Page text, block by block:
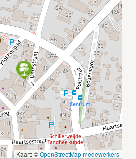
Kaart: ©OpenStreetMap medewerkers